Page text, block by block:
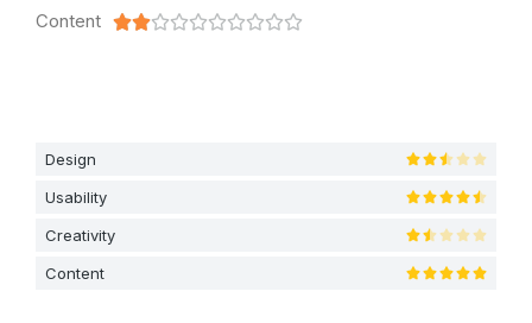
Content 
Design 
Usability 
Creativity 
Content 